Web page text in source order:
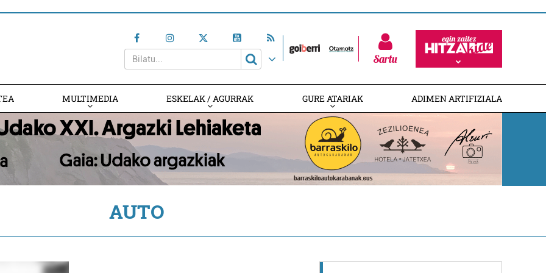
Sartu
MULTIMEDIA ESKELAK / AGURRAK GURE ATARIAK ADIMEN ARTIFIZIALA
AUTO